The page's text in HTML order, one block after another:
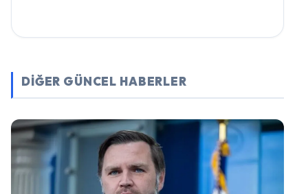
DİĞER GÜNCEL HABERLER